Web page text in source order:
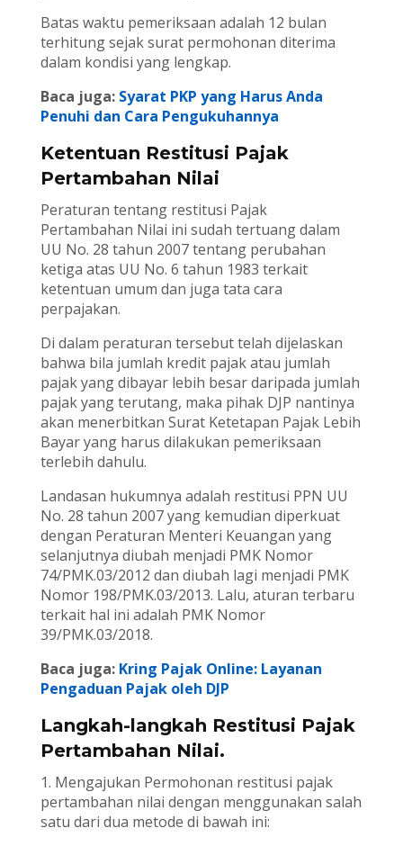
Batas waktu pemeriksaan adalah 12 bulan
terhitung sejak surat permohonan diterima
dalam kondisi yang lengkap.
Baca juga: Syarat PKP yang Harus Anda
Penuhi dan Cara Pengukuhannya
Ketentuan Restitusi Pajak
Pertambahan Nilai
Peraturan tentang restitusi Pajak
Pertambahan Nilai ini sudah tertuang dalam
UU No. 28 tahun 2007 tentang perubahan
ketiga atas UU No. 6 tahun 1983 terkait
ketentuan umum dan juga tata cara
perpajakan.
Di dalam peraturan tersebut telah dijelaskan
bahwa bila jumlah kredit pajak atau jumlah
pajak yang dibayar lebih besar daripada jumlah
pajak yang terutang, maka pihak DJP nantinya
akan menerbitkan Surat Ketetapan Pajak Lebih
Bayar yang harus dilakukan pemeriksaan
terlebih dahulu.
Landasan hukumnya adalah restitusi PPN UU
No. 28 tahun 2007 yang kemudian diperkuat
dengan Peraturan Menteri Keuangan yang
selanjutnya diubah menjadi PMK Nomor
74/PMK.03/2012 dan diubah lagi menjadi PMK
Nomor 198/PMK.03/2013. Lalu, aturan terbaru
terkait hal ini adalah PMK Nomor
39/PMK.03/2018.
Baca juga: Kring Pajak Online: Layanan
Pengaduan Pajak oleh DJP
Langkah-langkah Restitusi Pajak
Pertambahan Nilai.
1. Mengajukan Permohonan restitusi pajak
pertambahan nilai dengan menggunakan salah
satu dari dua metode di bawah ini: